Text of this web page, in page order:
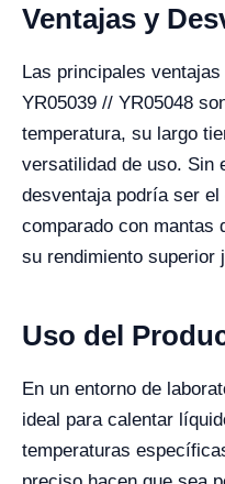
Ventajas y
Las principales
YR05039 // YR05048
temperatura, su largo
versatilidad de uso. Sin
desventaja podría ser
comparado con mantas
su rendimiento superior
Uso del
En un entorno de
ideal para calentar
temperaturas